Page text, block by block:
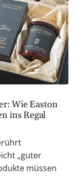
Wie Easton
ins Regal
„guter
müssen